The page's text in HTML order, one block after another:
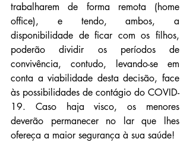
trabalharem de forma remota (home
office), e tendo, ambos, a
disponibilidade de ficar com os filhos,
poderão dividir os períodos de
convivência, contudo, levando-se em
conta a viabilidade desta decisão, face
às possibilidades de contágio do COVID-
19. Caso haja visco, os menores
deverão permanecer no lar que lhes
ofereça a maior segurança à sua saúde!